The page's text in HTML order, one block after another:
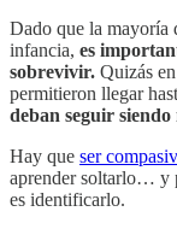
Dado que la mayoría
infancia, es
sobrevivir. Quizás
permitieron llegar
deban seguir
Hay que ser
aprender soltarlo… y
es identificarlo.